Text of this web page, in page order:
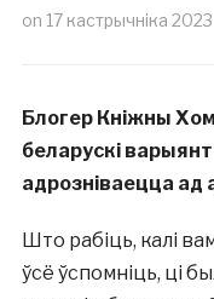
on 17 кастрычніка 2023
Блогер Кніжны
беларускі
адрозніваецца ад
Што рабіць, калі
ўсё ўспомніць, ці